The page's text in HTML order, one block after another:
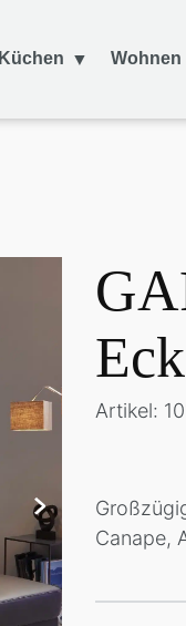
Küchen Wohnen
Artikel:
Canape,